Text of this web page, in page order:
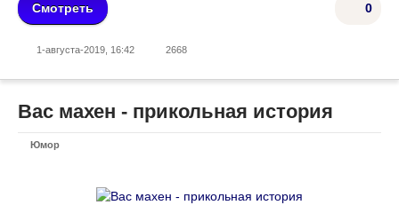
0
Смотреть
1-августа-2019, 16:42 2668
Вас махен - прикольная история
Юмор